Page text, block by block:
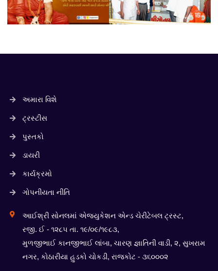
અમારા વિશે
ટ્રસ્ટીસ
પુસ્તકો
ડાયરી
કાર્યક્રમો
ગોપનીયતા નીતિ
આઈશ્રી સોનલમાં એજ્યુકેશન એન્ડ ચેરીટેબલ ટ્રસ્ટ,
રજી. ઈ - ૧૨૮૫ તા. ૧૯/૦૯/૧૯૮૩,
મુળજીભાઈ કાનજીભાઈ લાંબા, ચારણ જ્ઞાતિની વાડી, ૨, સુખરામ
નગર, કોઠારીયા હુડકો ચોકડી, રાજકોટ - ૩૬૦૦૦૨